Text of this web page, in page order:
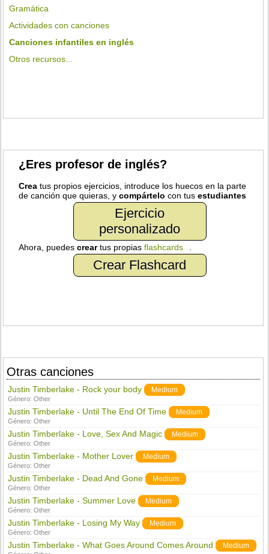
Gramática
Actividades con canciones
Canciones infantiles en inglés
Otros recursos...
¿Eres profesor de inglés?
Crea tus propios ejercicios, introduce los huecos en la parte
de canción que quieras, ycompártelo con tusestudiantes
Ejercicio
personalizado
Ahora, puedescreartus propiasflashcards .
Crear Flashcard
Otras canciones
Justin Timberlake - Rock your body Medium
Género:Other
Justin Timberlake - Until The End Of Time Medium
Género:Other
Justin Timberlake - Love, Sex And Magic Medium
Género:Other
Justin Timberlake - Mother Lover Medium
Género:Other
Justin Timberlake - Dead And Gone Medium
Género:Other
Justin Timberlake - Summer Love Medium
Género:Other
Justin Timberlake - Losing My Way Medium
Género:Other
Justin Timberlake - What Goes Around Comes Around Medium